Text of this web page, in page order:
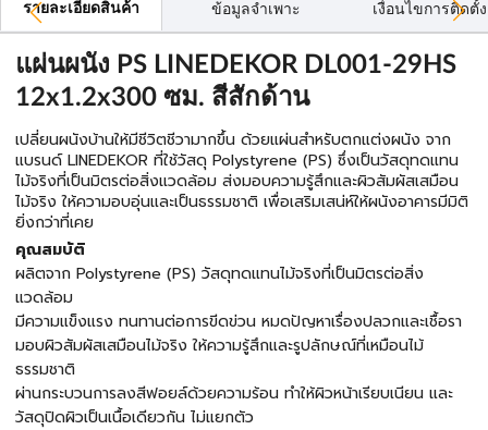
รายละเอียดสินค้า ข้อมูลจำเพาะ เงื่อนไขการติดตั้ง
แผ่นผนัง PS LINEDEKOR DL001-29HS
12x1.2x300 ซม. สีสักด้าน
เปลี่ยนผนังบ้านให้มีชีวิตชีวามากขึ้น ด้วยแผ่นสำหรับตกแต่งผนัง จาก
แบรนด์ LINEDEKOR ที่ใช้วัสดุ Polystyrene (PS) ซึ่งเป็นวัสดุทดแทน
ไม้จริงที่เป็นมิตรต่อสิ่งแวดล้อม ส่งมอบความรู้สึกและผิวสัมผัสเสมือน
ไม้จริง ให้ความอบอุ่นและเป็นธรรมชาติ เพื่อเสริมเสน่ห์ให้ผนังอาคารมีมิติ
ยิ่งกว่าที่เคย
คุณสมบัติ
ผลิตจาก Polystyrene (PS) วัสดุทดแทนไม้จริงที่เป็นมิตรต่อสิ่ง
แวดล้อม
มีความแข็งแรง ทนทานต่อการขีดข่วน หมดปัญหาเรื่องปลวกและเชื้อรา
มอบผิวสัมผัสเสมือนไม้จริง ให้ความรู้สึกและรูปลักษณ์ที่เหมือนไม้
ธรรมชาติ
ผ่านกระบวนการลงสีฟอยล์ด้วยความร้อน ทำให้ผิวหน้าเรียบเนียน และ
วัสดุปิดผิวเป็นเนื้อเดียวกัน ไม่แยกตัว